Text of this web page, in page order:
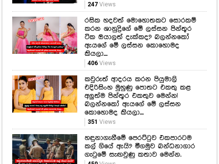
247Views
රසික හදවත් මොහොතකට සොරකම්
කරන ශානුද්‍රිගේ මේ ලස්සන පින්තූර
ටික ඔයාලත් දැක්කද? බලන්නකෝ
ඇයගේ මේ ලස්සන කොහොමද
කියලා....
406Views
කවුරුත් ආදරය කරන පියුමාලි
එදිරිසිංහ මුහුණු පොතට එකතු කළ
අලුත්ම පින්තූර එකතුව මෙන්න!
බලන්නකෝ ඇයගේ මේ ලස්සන
කොහොමද කියලා....
351 Views
හඳුනාගැනීමේ පෙරට්ටුව එකපාරටම
කල් ගියේ ඇයි? මීගමුව බන්ධනාගාර
ගැටුමේ සැඟවුණු කතාව මෙන්න.